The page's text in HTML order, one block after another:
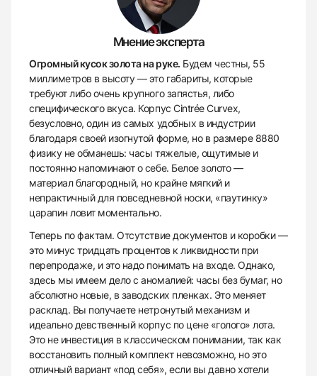
Мнение эксперта
Огромный кусок золота на руке. Будем честны, 55
миллиметров в высоту — это габариты, которые
требуют либо очень крупного запястья, либо
специфического вкуса. Корпус Cintrée Curvex,
безусловно, один из самых удобных в индустрии
благодаря своей изогнутой форме, но в размере 8880
физику не обманешь: часы тяжелые, ощутимые и
постоянно напоминают о себе. Белое золото —
материал благородный, но крайне мягкий и
непрактичный для повседневной носки, «паутинку»
царапин ловит моментально.
Теперь по фактам. Отсутствие документов и коробки —
это минус тридцать процентов к ликвидности при
перепродаже, и это надо понимать на входе. Однако,
здесь мы имеем дело с аномалией: часы без бумаг, но
абсолютно новые, в заводских пленках. Это меняет
расклад. Вы получаете нетронутый механизм и
идеально девственный корпус по цене «голого» лота.
Это не инвестиция в классическом понимании, так как
восстановить полный комплект невозможно, но это
отличный вариант «под себя», если вы давно хотели